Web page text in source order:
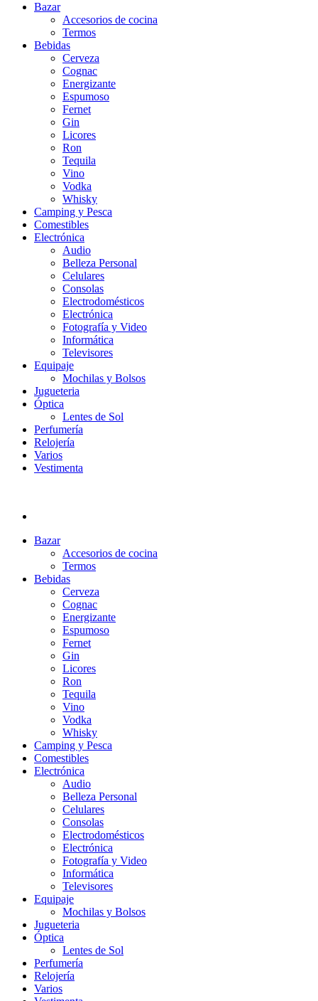
Bazar
Accesorios de cocina
Termos
Bebidas
Cerveza
Cognac
Energizante
Espumoso
Fernet
Gin
Licores
Ron
Tequila
Vino
Vodka
Whisky
Camping y Pesca
Comestibles
Electrónica
Audio
Belleza Personal
Celulares
Consolas
Electrodomésticos
Electrónica
Fotografía y Video
Informática
Televisores
Equipaje
Mochilas y Bolsos
Jugueteria
Óptica
Lentes de Sol
Perfumería
Relojería
Varios
Vestimenta
Bazar
Accesorios de cocina
Termos
Bebidas
Cerveza
Cognac
Energizante
Espumoso
Fernet
Gin
Licores
Ron
Tequila
Vino
Vodka
Whisky
Camping y Pesca
Comestibles
Electrónica
Audio
Belleza Personal
Celulares
Consolas
Electrodomésticos
Electrónica
Fotografía y Video
Informática
Televisores
Equipaje
Mochilas y Bolsos
Jugueteria
Óptica
Lentes de Sol
Perfumería
Relojería
Varios